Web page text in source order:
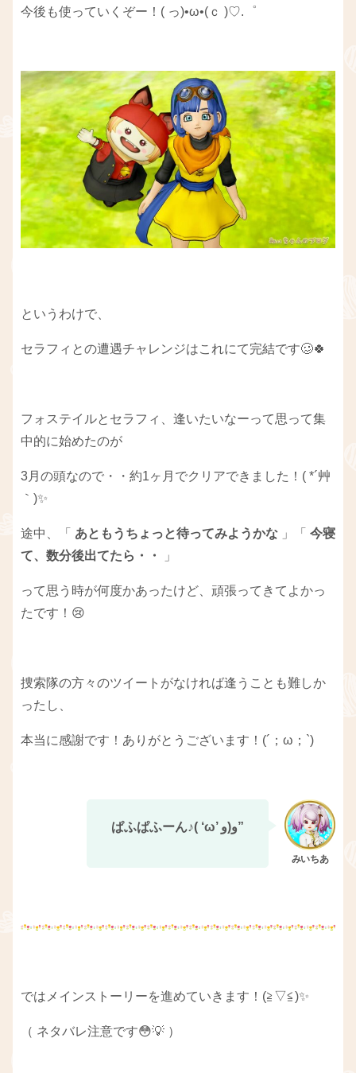
今後も使っていくぞー！( っ)•ω•(ｃ )♡.゜
というわけで、
セラフィとの遭遇チャレンジはこれにて完結です🥴🍀
フォステイルとセラフィ、逢いたいなーって思って集
中的に始めたのが
3月の頭なので・・約1ヶ月でクリアできました！( *´艸
｀)✨
途中、「 あともうちょっと待ってみようかな 」「 今寝
て、数分後出てたら・・
」
って思う時が何度かあったけど、頑張ってきてよかっ
たです！😢
捜索隊の方々のツイートがなければ逢うことも難しか
ったし、
本当に感謝です！ありがとうございます！(´；ω；`)
ぱふぱふーん♪( ‘ω’ و(و”
ではメインストーリーを進めていきます！(≧▽≦)✨
（ ネタバレ注意です😳💡 ）